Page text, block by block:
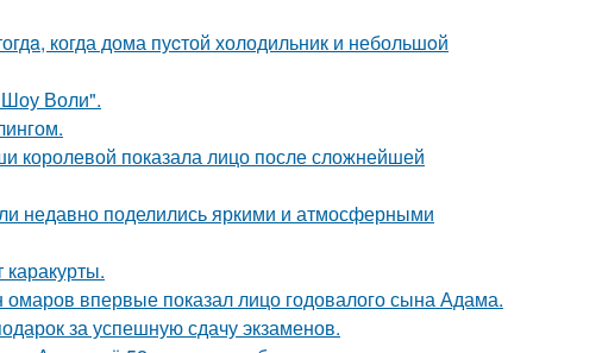
когда дома пуcтой холодильник и небольшoй
Воли".
королевой показала лицо после сложнейшей
недавно поделились яркими и атмосферными
впервые показал лицо годовалого сына Адама.
за успешную сдачу экзаменов.